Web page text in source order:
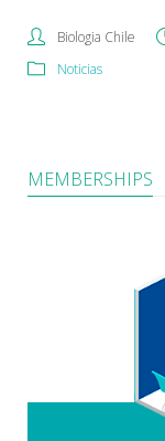
Biologia Chile
Noticias
MEMBERSHIPS